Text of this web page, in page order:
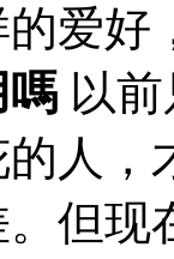
爱好
嗎 以
人，
但现